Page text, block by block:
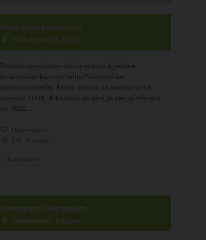
Palokaivon koirapuisto
Palokaivonkuja 8, Espoo
Palokaivonpuiston koira-aitaus sijaitsee
Friisinmäentien varrella Pikkalantien
pohjoispuolella. Koira-aitaus on valmistunut
vuonna 2008. Aitauksia on yksi ja sen pinta-ala
on 1500...
Järvenperän koirapuisto
Kulloonmäentie 2, Espoo